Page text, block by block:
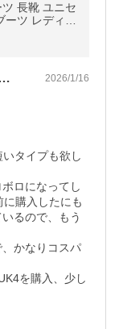
長靴 ユニセ
ツ レディー
… 2026/1/16
タイプも欲し
ロになってし
購入したにも
るので、もう
かなりコスパ
を購入、少し